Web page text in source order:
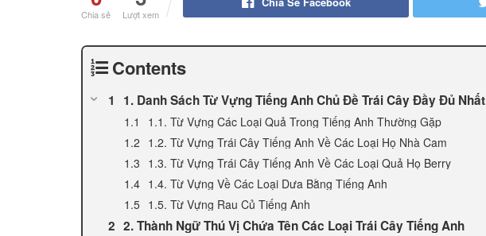
Chia sẻ Lượt xem
Contents
1. Danh Sách Từ Vựng Tiếng Anh Chủ Đề Trái Cây Đầy Đủ Nhất
1.1. Từ Vựng Các Loại Quả Trong Tiếng Anh Thường Gặp
1.2. Từ Vựng Trái Cây Tiếng Anh Về Các Loại Họ Nhà Cam
1.3. Từ Vựng Trái Cây Tiếng Anh Về Các Loại Quả Họ Berry
1.4. Từ Vựng Về Các Loại Dưa Bằng Tiếng Anh
1.5. Từ Vựng Rau Củ Tiếng Anh
2. Thành Ngữ Thú Vị Chứa Tên Các Loại Trái Cây Tiếng Anh